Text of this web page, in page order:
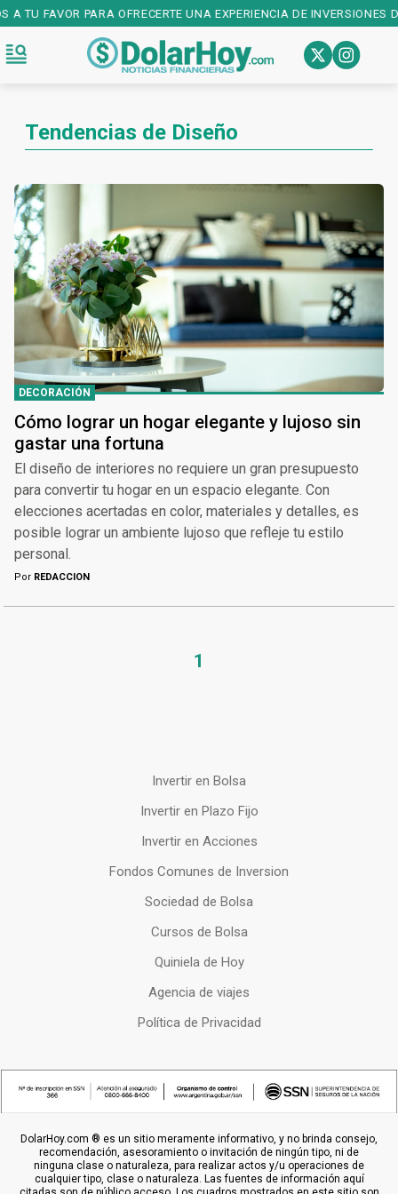
FAVOR PARA OFRECERTE UNA EXPERIENCIA DE INVERSIONES
Tendencias de Diseño
DECORACIÓN
Cómo lograr un hogar elegante y lujoso sin
gastar una fortuna
El diseño de interiores no requiere un gran presupuesto
para convertir tu hogar en un espacio elegante. Con
elecciones acertadas en color, materiales y detalles, es
posible lograr un ambiente lujoso que refleje tu estilo
personal.
Por REDACCION
1
Invertir en Bolsa
Invertir en Plazo Fijo
Invertir en Acciones
Fondos Comunes de Inversion
Sociedad de Bolsa
Cursos de Bolsa
Quiniela de Hoy
Agencia de viajes
Política de Privacidad
DolarHoy.com ® es un sitio meramente informativo, y no brinda consejo,
recomendación, asesoramiento o invitación de ningún tipo, ni de
ninguna clase o naturaleza, para realizar actos y/u operaciones de
cualquier tipo, clase o naturaleza. Las fuentes de información aquí